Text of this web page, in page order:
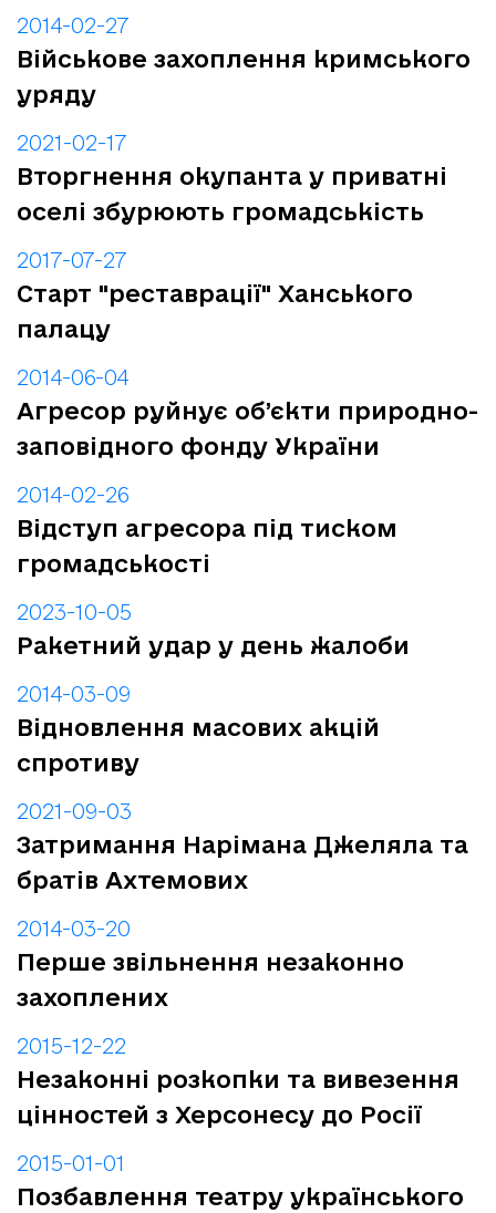
2014-02-27
Військове захоплення кримського
уряду
2021-02-17
Вторгнення окупанта у приватні
оселі збурюють громадськість
2017-07-27
Старт "реставрації" Ханського
палацу
2014-06-04
Агресор руйнує об’єкти природно-
заповідного фонду України
2014-02-26
Відступ агресора під тиском
громадськості
2023-10-05
Ракетний удар у день жалоби
2014-03-09
Відновлення масових акцій
спротиву
2021-09-03
Затримання Нарімана Джеляла та
братів Ахтемових
2014-03-20
Перше звільнення незаконно
захоплених
2015-12-22
Незаконні розкопки та вивезення
цінностей з Херсонесу до Росії
2015-01-01
Позбавлення театру українського